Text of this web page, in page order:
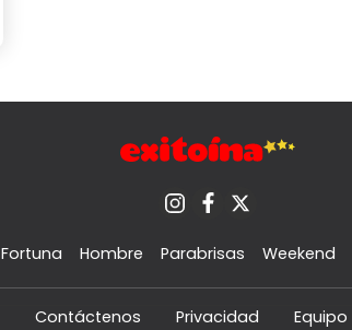
Fortuna Hombre Parabrisas Weekend
Contáctenos Privacidad Equipo